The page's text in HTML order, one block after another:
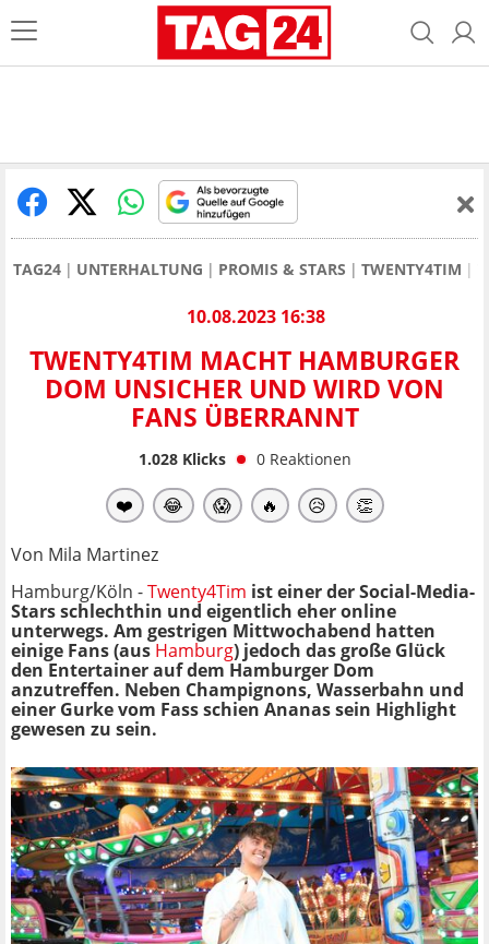
TAG24 UNTERHALTUNG PROMIS & STARS TWENTY4TIM
10.08.2023 16:38
TWENTY4TIM MACHT HAMBURGER
DOM UNSICHER UND WIRD VON
FANS ÜBERRANNT
1.028Klicks 0 Reaktionen
❤️ 😂 😱 🔥 😥 👏
Von Mila Martinez
Hamburg/Köln -Twenty4Tim ist einer der Social-Media-
Stars schlechthin und eigentlich eher online
unterwegs. Am gestrigen Mittwochabend hatten
einige Fans (aus Hamburg) jedoch das große Glück
den Entertainer auf dem Hamburger Dom
anzutreffen. Neben Champignons, Wasserbahn und
einer Gurke vom Fass schien Ananas sein Highlight
gewesen zu sein.